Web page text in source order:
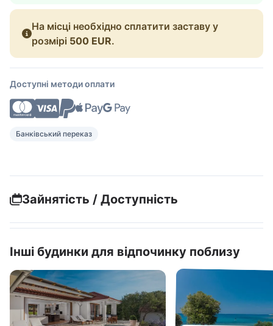
На місці необхідно сплатити заставу у
розмірі 500 EUR.
Доступні методи оплати
Банківський переказ
Зайнятість / Доступність
Інші будинки для відпочинку поблизу